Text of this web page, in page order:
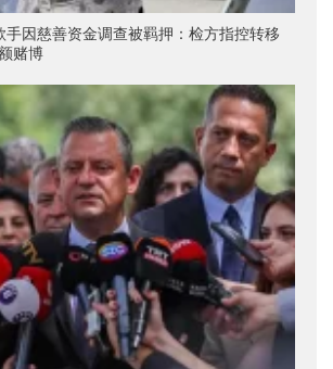
手因慈善资金调查被羁押：检方指控转移
赌博